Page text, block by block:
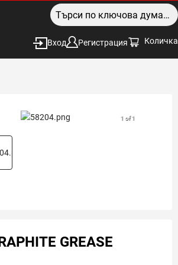
Вход Регистрация Количка
1 of 1
GREASE